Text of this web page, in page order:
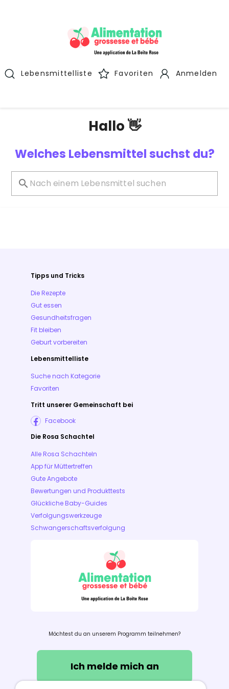
Lebensmittelliste Favoriten Anmelden
Hallo 👋
Welches Lebensmittel suchst du?
Tipps und Tricks
Die Rezepte
Gut essen
Gesundheitsfragen
Fit bleiben
Geburt vorbereiten
Lebensmittelliste
Suche nach Kategorie
Favoriten
Tritt unserer Gemeinschaft bei
Facebook
Die Rosa Schachtel
Alle Rosa Schachteln
App für Müttertreffen
Gute Angebote
Bewertungen und Produkttests
Glückliche Baby-Guides
Verfolgungswerkzeuge
Schwangerschaftsverfolgung
Möchtest du an unserem Programm teilnehmen?
Ich melde mich an